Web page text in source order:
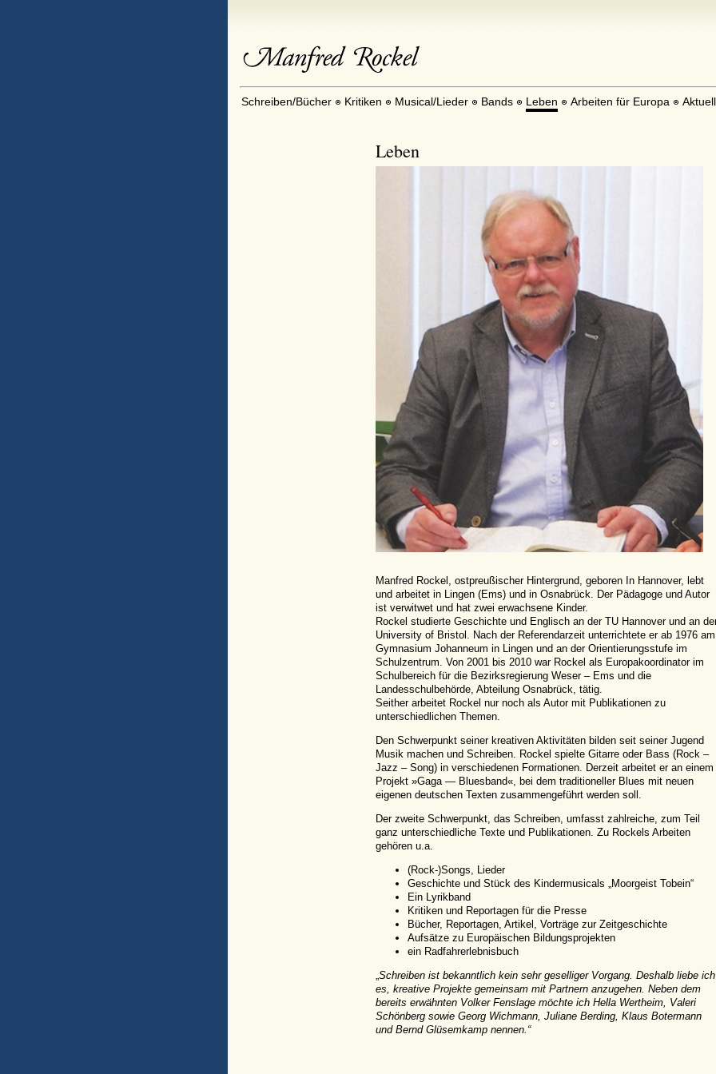
Schreiben/Bücher Kritiken Musical/Lieder Bands Leben Arbeiten für Europa
Leben
Manfred Rockel, ostpreußischer Hintergrund, geboren In Hannover, lebt
und arbeitet in Lingen (Ems) und in Osnabrück. Der Pädagoge und Autor
ist verwitwet und hat zwei erwachsene Kinder.
Rockel studierte Geschichte und Englisch an der TU Hannover und an
University of Bristol. Nach der Referendarzeit unterrichtete er ab 1976 am
Gymnasium Johanneum in Lingen und an der Orientierungsstufe im
Schulzentrum. Von 2001 bis 2010 war Rockel als Europakoordinator im
Schulbereich für die Bezirksregierung Weser – Ems und die
Landesschulbehörde, Abteilung Osnabrück, tätig.
Seither arbeitet Rockel nur noch als Autor mit Publikationen zu
unterschiedlichen Themen.
Den Schwerpunkt seiner kreativen Aktivitäten bilden seit seiner Jugend
Musik machen und Schreiben. Rockel spielte Gitarre oder Bass (Rock –
Jazz – Song) in verschiedenen Formationen. Derzeit arbeitet er an einem
Projekt »Gaga — Bluesband«, bei dem traditioneller Blues mit neuen
eigenen deutschen Texten zusammengeführt werden soll.
Der zweite Schwerpunkt, das Schreiben, umfasst zahlreiche, zum Teil
ganz unterschiedliche Texte und Publikationen. Zu Rockels Arbeiten
gehören u.a.
(Rock-)Songs, Lieder
Geschichte und Stück des Kindermusicals „Moorgeist Tobein“
Ein Lyrikband
Kritiken und Reportagen für die Presse
Bücher, Reportagen, Artikel, Vorträge zur Zeitgeschichte
Aufsätze zu Europäischen Bildungsprojekten
ein Radfahrerlebnisbuch
Schreiben ist bekanntlich kein sehr geselliger Vorgang. Deshalb liebe ich
es, kreative Projekte gemeinsam mit Partnern anzugehen. Neben dem
bereits erwähnten Volker Fenslage möchte ich Hella Wertheim, Valeri
Schönberg sowie Georg Wichmann, Juliane Berding, Klaus Botermann
und Bernd Glüsemkamp nennen.“